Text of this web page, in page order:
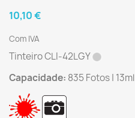
10,10 €
Com IVA
TinteiroCLI-42LGY
Capacidade: 835 Fotos | 13ml